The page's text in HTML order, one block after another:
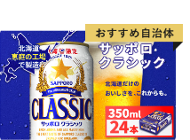
口 送料無料 カメイ 本宮市
【07214-0206】